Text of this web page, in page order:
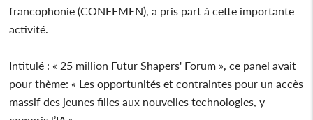
francophonie (CONFEMEN), a pris part à cette importante
activité.
Intitulé : « 25 million Futur Shapers' Forum », ce panel avait
pour thème: « Les opportunités et contraintes pour un accès
massif des jeunes filles aux nouvelles technologies, y